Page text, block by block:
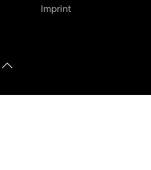
Imprint